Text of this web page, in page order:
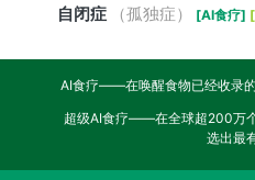
自闭症 （孤独症） [AI食疗]
AI食疗——在唤醒食物已经收录
超级AI食疗——在全球超200万
选出最